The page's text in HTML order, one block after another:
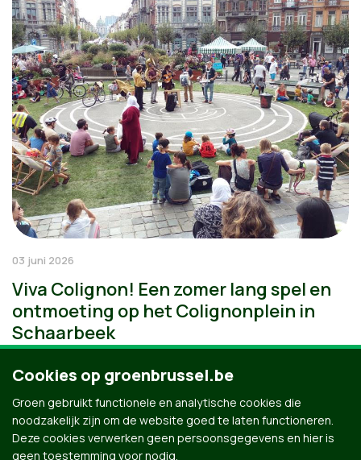
03 juni 2026
Viva Colignon! Een zomer lang spel en
ontmoeting op het Colignonplein in
Schaarbeek
Cookies op groenbrussel.be
Groen gebruikt functionele en analytische cookies die
noodzakelijk zijn om de website goed te laten functioneren.
Deze cookies verwerken geen persoonsgegevens en hier is
geen toestemming voor nodig.